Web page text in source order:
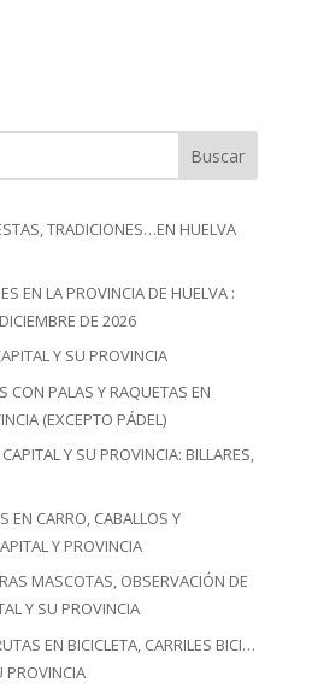
Buscar
TRADICIONES…EN HUELVA
EN LA PROVINCIA DE HUELVA :
DE 2026
Y SU PROVINCIA
CON PALAS Y RAQUETAS EN
(EXCEPTO PÁDEL)
Y SU PROVINCIA: BILLARES,
EN CARRO, CABALLOS Y
Y PROVINCIA
MASCOTAS, OBSERVACIÓN DE
Y SU PROVINCIA
EN BICICLETA, CARRILES BICI…
PROVINCIA